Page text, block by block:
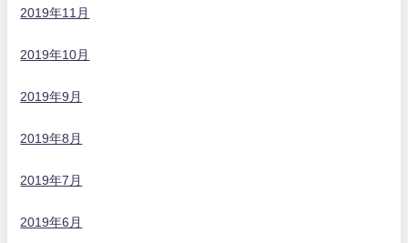
2019年11月
2019年10月
2019年9月
2019年8月
2019年7月
2019年6月